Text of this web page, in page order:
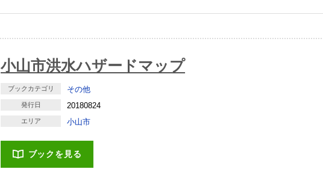
小山市洪水ハザードマップ
ブックカテゴリ その他
発行日 20180824
エリア 小山市
ブックを見る